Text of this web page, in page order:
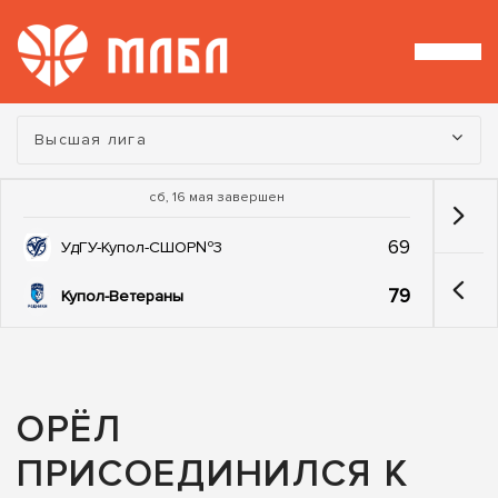
Турнир:
Высшая лига
сб, 16 мая завершен
УдГУ-Купол-СШОР№3 69
Купол-Ветераны 79
ОРЁЛ
ПРИСОЕДИНИЛСЯ К